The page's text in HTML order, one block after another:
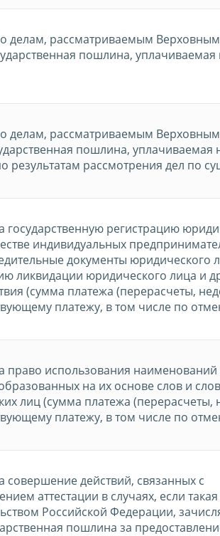
делам, рассматриваемым
пошлина, уплачиваемая
делам, рассматриваемым
пошлина, уплачиваемая
результатам рассмотрения дел по
государственную регистрацию
индивидуальных
документы юридического
ликвидации юридического лица и
(сумма платежа (перерасчеты,
платежу, в том числе по
право использования наименований
на их основе слов и
лиц (сумма платежа (перерасчеты,
платежу, в том числе по
совершение действий, связанных с
аттестации в случаях, если такая
Российской Федерации,
пошлина за